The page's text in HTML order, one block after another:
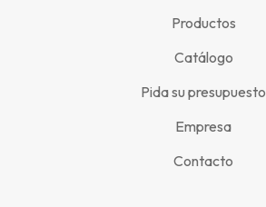
Productos
Catálogo
Pida su presupuesto
Empresa
Contacto